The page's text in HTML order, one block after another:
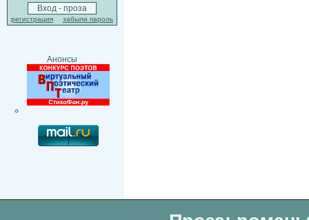
регистрация забыли пароль
Анонсы